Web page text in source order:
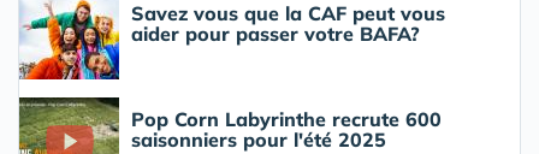
Savez vous que la CAF peut vous
aider pour passer votre BAFA?
Pop Corn Labyrinthe recrute 600
saisonniers pour l'été 2025